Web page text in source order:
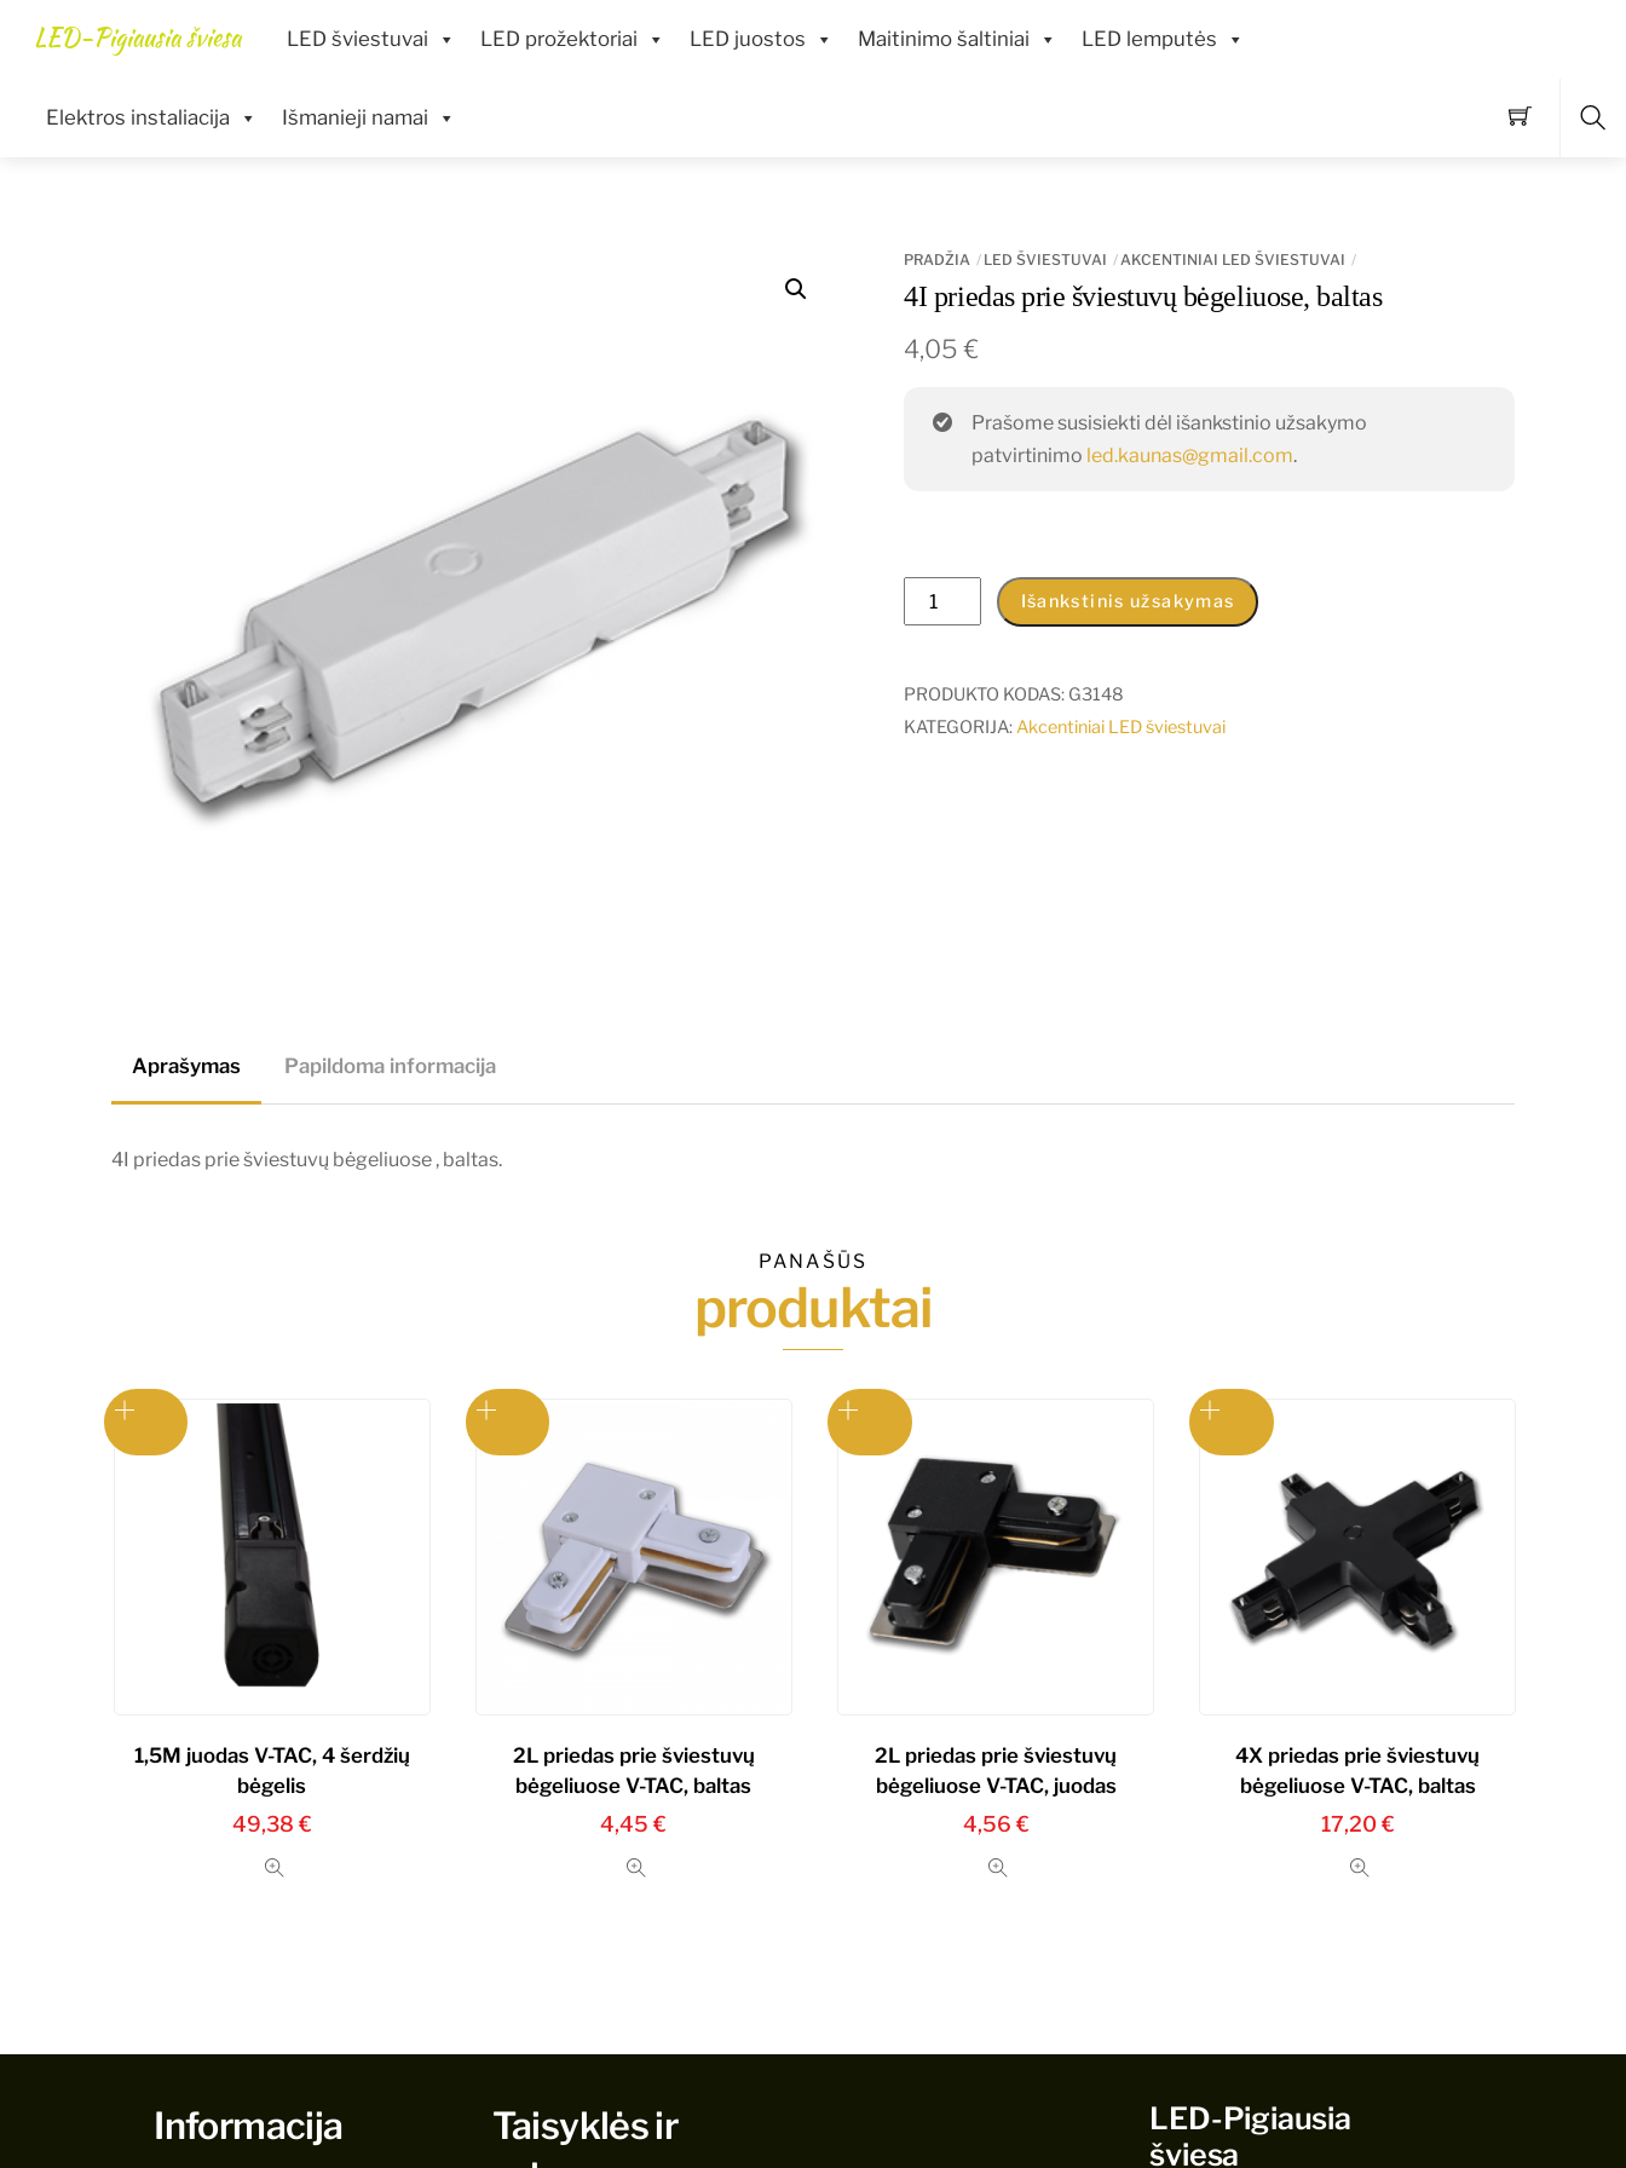
LED-Pigiausia šviesa LED šviestuvai LED prožektoriai LED juostos Maitinimo šaltiniai LED lemputės
Elektros instaliacija Išmanieji namai
PRADŽIA LED ŠVIESTUVAI AKCENTINIAI LED ŠVIESTUVAI
4I priedas prie šviestuvų bėgeliuose, baltas
4,05€
Prašome susisiekti dėl išankstinio užsakymo
patvirtinimo led.kaunas@gmail.com.
produkto
kiekis:
priedas
prie
Išankstinis užsakymas
PRODUKTO KODAS: G3148
KATEGORIJA:Akcentiniai LED šviestuvai
Aprašymas Papildoma informacija
4I priedas prie šviestuvų bėgeliuose , baltas.
PANAŠŪS
produktai
1,5M juodas V-TAC, 4 šerdžių
bėgelis
49,38 €
2L priedas prie šviestuvų
bėgeliuose V-TAC, baltas
4,45€
2L priedas prie šviestuvų
bėgeliuose V-TAC, juodas
4,56 €
4X priedas prie šviestuvų
bėgeliuose V-TAC, baltas
17,20€
LED-Pigiausia
šviesa
Informacija
Taisyklės ir